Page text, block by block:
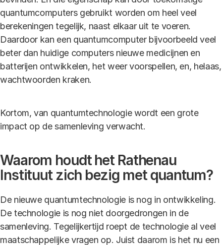
quantumcomputers gebruikt worden om heel veel
berekeningen tegelijk, naast elkaar uit te voeren.
Daardoor kan een quantumcomputer bijvoorbeeld veel
beter dan huidige computers nieuwe medicijnen en
batterijen ontwikkelen, het weer voorspellen, en, helaas,
wachtwoorden kraken.
Kortom, van quantumtechnologie wordt een grote
impact op de samenleving verwacht.
Waarom houdt het Rathenau
Instituut zich bezig met quantum?
De nieuwe quantumtechnologie is nog in ontwikkeling.
De technologie is nog niet doorgedrongen in de
samenleving. Tegelijkertijd roept de technologie al veel
maatschappelijke vragen op. Juist daarom is het nu een